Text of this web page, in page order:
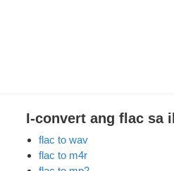
I-convert ang flac sa
flac to wav
flac to m4r